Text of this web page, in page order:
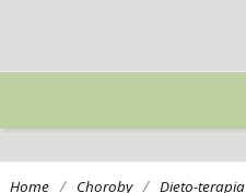
Home / Choroby / Dieto-terapia